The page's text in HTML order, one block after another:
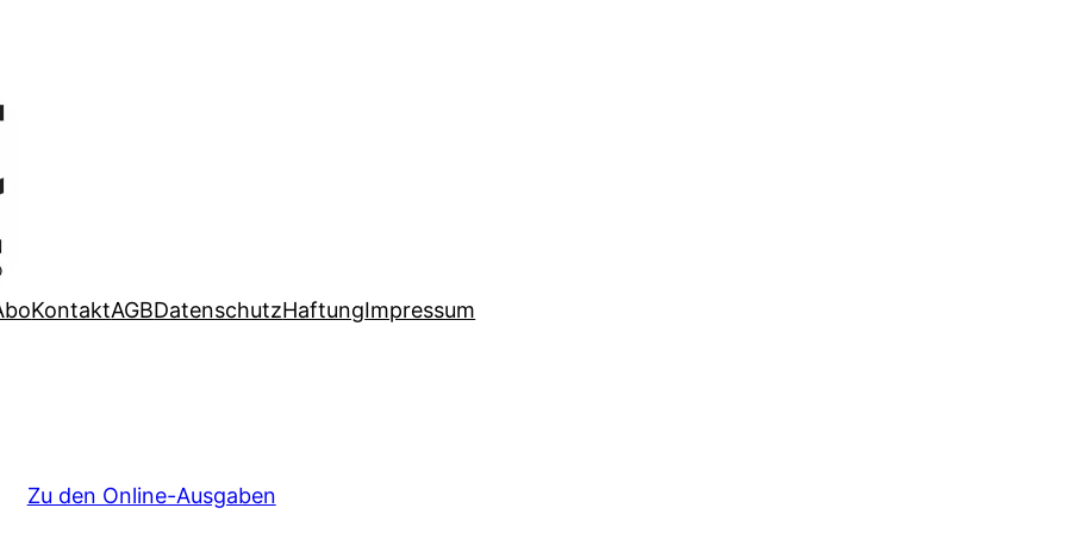
KontaktAGBDatenschutzHaftungImpressum
Zu den Online-Ausgaben